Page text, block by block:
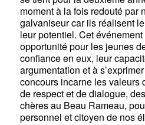
moment à la fois redouté par
galvaniseur car ils réalisent
leur potentiel. Cet
opportunité pour les jeunes
confiance en eux, leur
argumentation et à
concours incarne les valeurs
de respect et de dialogue,
chères au Beau Rameau,
personnel et citoyen de nos